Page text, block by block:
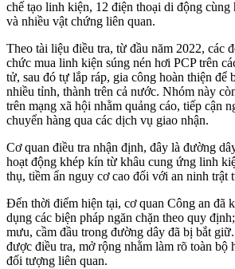
chế tạo linh kiện, 12 điện thoại di động cùng
và nhiều vật chứng liên quan.
Theo tài liệu điều tra, từ đầu năm 2022, các
chức mua linh kiện súng nén hơi PCP trên
tử, sau đó tự lắp ráp, gia công hoàn thiện để
nhiều tỉnh, thành trên cả nước. Nhóm này
trên mạng xã hội nhằm quảng cáo, tiếp cận
chuyển hàng qua các dịch vụ giao nhận.
Cơ quan điều tra nhận định, đây là đường
hoạt động khép kín từ khâu cung ứng linh
thụ, tiềm ẩn nguy cơ cao đối với an ninh trật
Đến thời điểm hiện tại, cơ quan Công an đã
dụng các biện pháp ngăn chặn theo quy
mưu, cầm đầu trong đường dây đã bị bắt
được điều tra, mở rộng nhằm làm rõ toàn bộ
đối tượng liên quan.